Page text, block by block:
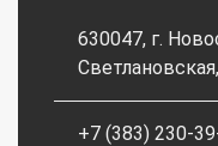
630047, г.
+7 (383) 230-